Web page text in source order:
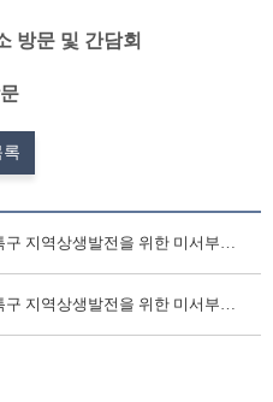
방문 및 간담회
록
◎ 강서미라클메디특구 지역상생발전을 위한 미서부지역 해외설명회 ◎
★ 강서미라클메디특구 지역상생발전을 위한 미서부지역 해외설명회 ★